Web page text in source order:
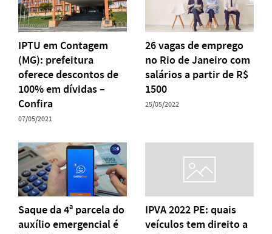
IPTU em Contagem
(MG): prefeitura
oferece descontos de
100% em dívidas –
Confira
07/05/2021
26 vagas de emprego
no Rio de Janeiro com
salários a partir de R$
1500
25/05/2022
Saque da 4ª parcela do
auxílio emergencial é
IPVA 2022 PE: quais
veículos tem direito a